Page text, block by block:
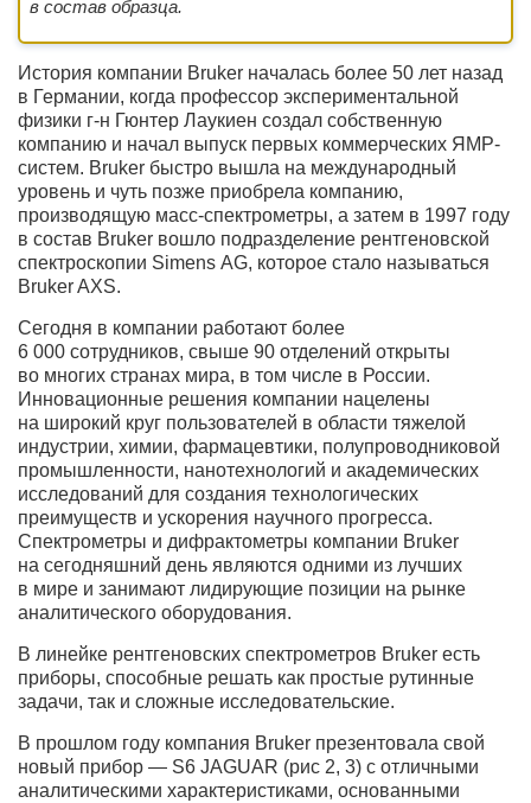
в состав образца.
История компании Bruker началась более 50 лет назад
в Германии, когда профессор экспериментальной
физики г-н Гюнтер Лаукиен создал собственную
компанию и начал выпуск первых коммерческих ЯМР-
систем. Bruker быстро вышла на международный
уровень и чуть позже приобрела компанию,
производящую масс-спектрометры, а затем в 1997 году
в состав Bruker вошло подразделение рентгеновской
спектроскопии Simens AG, которое стало называться
Bruker AXS.
Сегодня в компании работают более
6 000 сотрудников, свыше 90 отделений открыты
во многих странах мира, в том числе в России.
Инновационные решения компании нацелены
на широкий круг пользователей в области тяжелой
индустрии, химии, фармацевтики, полупроводниковой
промышленности, нанотехнологий и академических
исследований для создания технологических
преимуществ и ускорения научного прогресса.
Спектрометры и дифрактометры компании Bruker
на сегодняшний день являются одними из лучших
в мире и занимают лидирующие позиции на рынке
аналитического оборудования.
В линейке рентгеновских спектрометров Bruker есть
приборы, способные решать как простые рутинные
задачи, так и сложные исследовательские.
В прошлом году компания Bruker презентовала свой
новый прибор — S6 JAGUAR (рис 2, 3) с отличными
аналитическими характеристиками, основанными